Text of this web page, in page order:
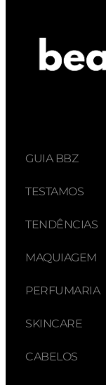
GUIA BBZ
TESTAMOS
TENDÊNCIAS
MAQUIAGEM
PERFUMARIA
SKINCARE
CABELOS